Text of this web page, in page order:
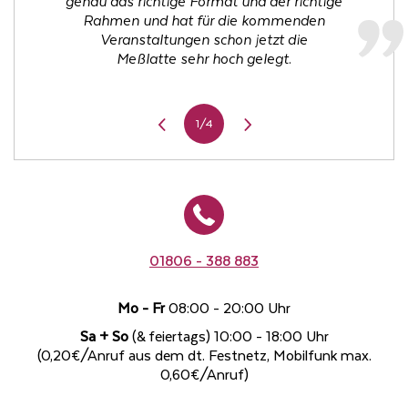
1/4
Rahmen und hat für die kommenden
Veranstaltungen schon jetzt die
Meßlatte sehr hoch gelegt.
stets perfektem Service, netten
Kolleg(inn)en und viel „Lachen“ genießen
durften. Wenn eine Firmenveranstaltung
viele Jahre in guter Erinnerung bleibt.
Und dann die Show: Einfach perfekte
Künstler, die auf engem Raum alle
mitgerissen haben."
tollen Abend verbracht.
Herzlichen Dank für dieses Erlebnis.
01806 - 388 883
Mo - Fr08:00 - 20:00 Uhr
Sa + So(& feiertags) 10:00 - 18:00 Uhr
(0,20€/Anruf aus dem dt. Festnetz, Mobilfunk max.
0,60€/Anruf)